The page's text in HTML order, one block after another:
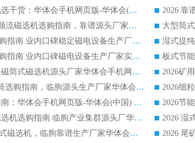
2026 选矿永磁筒式磁选机挑选干货：华体会手机网页版-华体会(中国) 源头厂，绿色高效实力出众
2026 高分选塑料 CTN 湿式顺流磁选机选购指南，靠谱源头厂家华体会手机网页版-华体会(中国) 详解
全磁高吸附深度永磁滚筒选购指南 业内口碑稳定磁电设备生产厂家详细推荐
高回收率湿式选矿磁选机选购指南 业内口碑磁电设备生产厂家实力解析
2026 钛矿选矿优选：湿式永磁筒式磁选机源头厂家华体会手机网页版-华体会(中国) 综合解析
2026 半磁耐磨 RCT 永磁滚筒选购指南，临朐源头生产厂家华体会手机网页版-华体会(中国) 实测分享
2026 石英砂提纯设备选购指南：华体会手机网页版-华体会(中国) 提纯磁选机厂家综合解读
2026 耐磨低耗半逆流河沙磁选机选购指南 临朐产业集群源头厂华体会手机网页版-华体会(中国) 详细解析
2026客户推荐钛铁矿强磁辊式磁选机，临朐靠谱生产厂家华体会手机网页版-华体会(中国) 详解
2026 尾